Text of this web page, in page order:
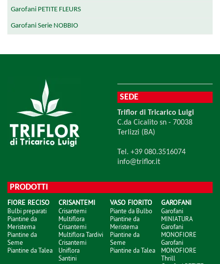
Garofani PETITE FLEURS
Garofani Serie NOBBIO
SEDE
Triflor di Tricarico Luigi
C.da Cicalito sn - 70038
Terlizzi (BA)
Tel. +39 080.3516074
info@triflor.it
PRODOTTI
FIORE RECISO
Bulbi preparati
Piantine da
Meristema
Piantine da
Seme
Piantine da Talea
CRISANTEMI
Crisantemi
Multiflora
Crisantemi
Multiflora Tardivi
Crisantemi
Uniflora
Santini
VASO FIORITO
Piante da Bulbo
Piantine da
Meristema
Piantine da
Seme
Piantine da Talea
GAROFANI
Garofani
MINIATURA
Garofani
MONOFIORE
Garofani
MONOFIORE
Thrill